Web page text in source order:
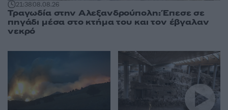
21:3808.08.26
Τραγωδία στην Αλεξανδρούπολη: Έπεσε σε
πηγάδι μέσα στο κτήμα του και τον έβγαλαν
νεκρό